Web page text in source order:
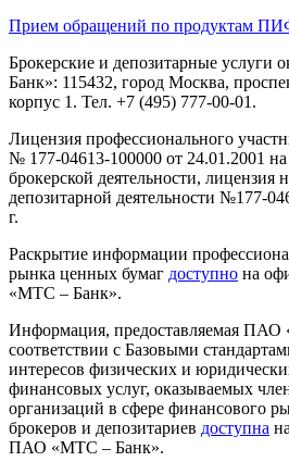
Прием обращений по продуктам
Брокерские и депозитарные
Банк»: 115432, город Москва,
корпус 1. Тел. +7 (495) 777-00-01.
Лицензия профессионального
№ 177-04613-100000 от 24.01.2001
брокерской деятельности, лицензия
депозитарной деятельности №177-
г.
Раскрытие информации
рынка ценных бумаг доступно на
«МТС – Банк».
Информация, предоставляемая
соответствии с Базовыми
интересов физических и
финансовых услуг, оказываемых
организаций в сфере финансового
брокеров и депозитариев доступна
ПАО «МТС – Банк».